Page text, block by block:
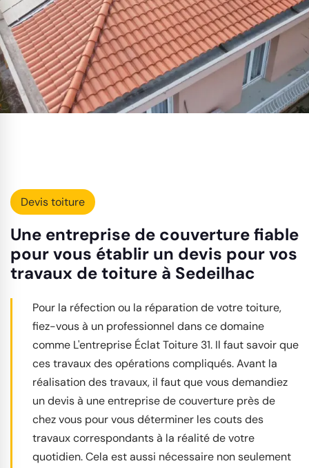
Devis toiture
Une entreprise de couverture fiable
pour vous établir un devis pour vos
travaux de toiture à Sedeilhac
Pour la réfection ou la réparation de votre toiture,
fiez-vous à un professionnel dans ce domaine
comme L'entreprise Éclat Toiture 31. Il faut savoir que
ces travaux des opérations compliqués. Avant la
réalisation des travaux, il faut que vous demandiez
un devis à une entreprise de couverture près de
chez vous pour vous déterminer les couts des
travaux correspondants à la réalité de votre
quotidien. Cela est aussi nécessaire non seulement